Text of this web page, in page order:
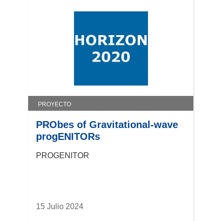
PROYECTO
PRObes of Gravitational-wave
progENITORs
PROGENITOR
15 Julio 2024